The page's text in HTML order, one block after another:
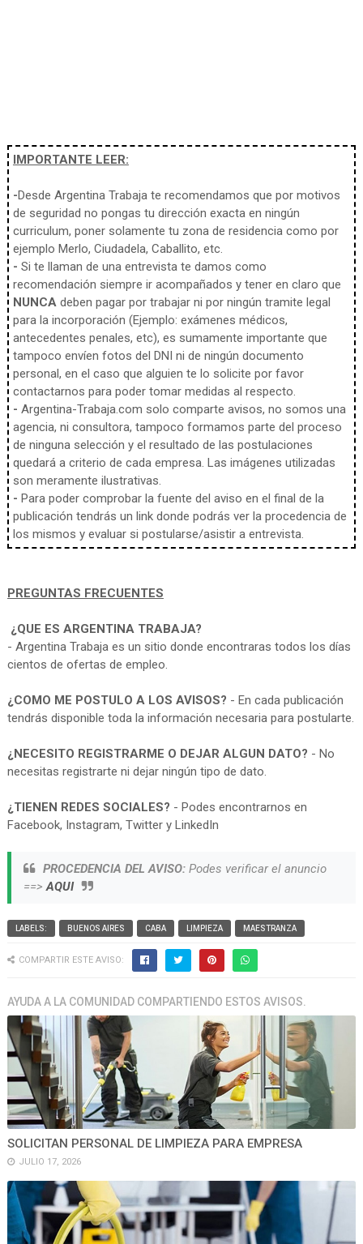
IMPORTANTE LEER:
-Desde Argentina Trabaja te recomendamos que por motivos
de seguridad no pongas tu dirección exacta en ningún
curriculum, poner solamente tu zona de residencia como por
ejemplo Merlo, Ciudadela, Caballito, etc.
- Si te llaman de una entrevista te damos como
recomendación siempre ir acompañados y tener en claro que
NUNCAdeben pagar por trabajar ni por ningún tramite legal
para la incorporación (Ejemplo: exámenes médicos,
antecedentes penales, etc), es sumamente importante que
tampoco envíen fotos del DNI ni de ningún documento
personal, en el caso que alguien te lo solicite por favor
contactarnos para poder tomar medidas al respecto.
- Argentina-Trabaja.com solo comparte avisos, no somos una
agencia, ni consultora, tampoco formamos parte del proceso
de ninguna selección y el resultado de las postulaciones
quedará a criterio de cada empresa. Las imágenes utilizadas
son meramente ilustrativas.
- Para poder comprobar la fuente del aviso en el final de la
publicación tendrás un link donde podrás ver la procedencia de
los mismos y evaluar si postularse/asistir a entrevista.
PREGUNTAS FRECUENTES
¿QUE ES ARGENTINA TRABAJA?
- Argentina Trabaja es un sitio donde encontraras todos los días
cientos de ofertas de empleo.
¿COMO ME POSTULO A LOS AVISOS? - En cada publicación
tendrás disponible toda la información necesaria para postularte.
¿NECESITO REGISTRARME O DEJAR ALGUN DATO? - No
necesitas registrarte ni dejar ningún tipo de dato.
¿TIENEN REDES SOCIALES? - Podes encontrarnos en
Facebook, Instagram, Twitter y LinkedIn
PROCEDENCIA DEL AVISO:Podes verificar el anuncio
==>AQUI
LABELS: BUENOS AIRES CABA LIMPIEZA MAESTRANZA
COMPARTIR ESTE AVISO:
AYUDA A LA COMUNIDAD COMPARTIENDO ESTOS AVISOS.
SOLICITAN PERSONAL DE LIMPIEZA PARA EMPRESA
JULIO 17, 2026